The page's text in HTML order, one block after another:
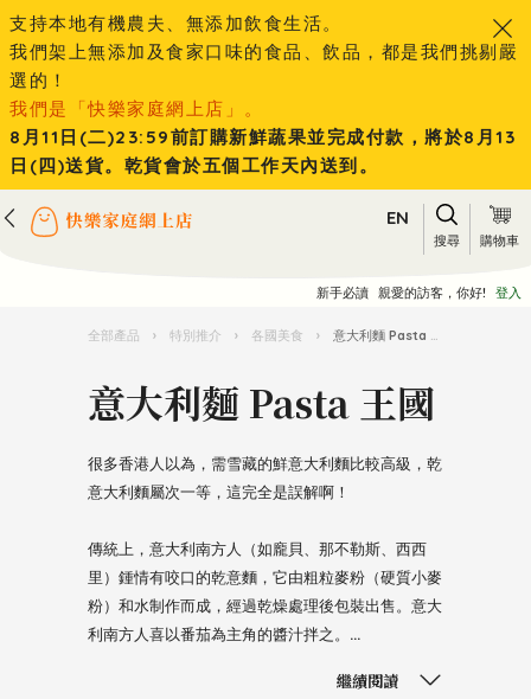
支持本地有機農夫、無添加飲食生活。
我們架上無添加及食家口味的食品、飲品，都是我們挑剔嚴
選的！
我們是「快樂家庭網上店」。
8月11日(二)23:59前訂購新鮮蔬果並完成付款，將於8月13
日(四)送貨。乾貨會於五個工作天內送到。
EN
搜尋 購物車
新手必讀 親愛的訪客，你好! 登入
全部產品 › 特別推介 › 各國美食 › 意大利麵 Pasta 王國
意大利麵 Pasta 王國
很多香港人以為，需雪藏的鮮意大利麵比較高級，乾
意大利麵屬次一等，這完全是誤解啊！
傳統上，意大利南方人（如龐貝、那不勒斯、西西
里）鍾情有咬口的乾意麵，它由粗粒麥粉（硬質小麥
粉）和水制作而成，經過乾燥處理後包裝出售。意大
利南方人喜以番茄為主角的醬汁拌之。...
繼續閱讀